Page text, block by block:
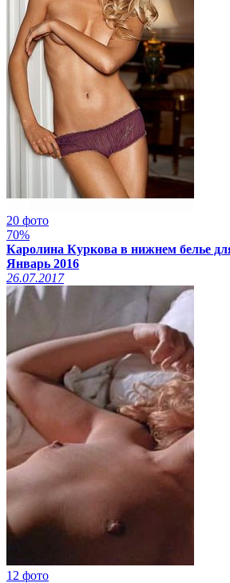
20 фото
70%
Каролина Куркова в нижнем белье
Январь 2016
26.07.2017
12 фото